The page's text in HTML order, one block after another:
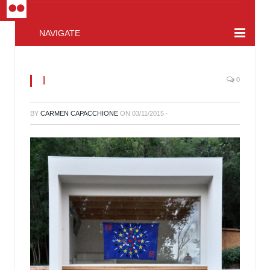
NAVIGATE
1 0
BY CARMEN CAPACCHIONE ON 03/11/2015 ·